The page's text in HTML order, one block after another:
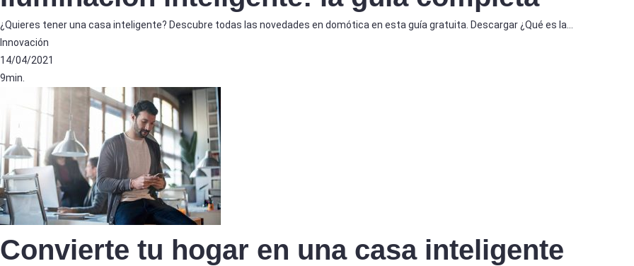
¿Quieres tener una casa inteligente? Descubre todas las novedades en domótica en esta guía gratuita. Descargar ¿Qué es la…
Innovación
14/04/2021
9min.
Convierte tu hogar en una casa inteligente